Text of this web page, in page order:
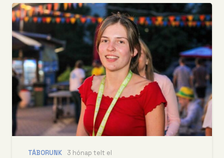
TÁBORUNK 3 hónap telt el